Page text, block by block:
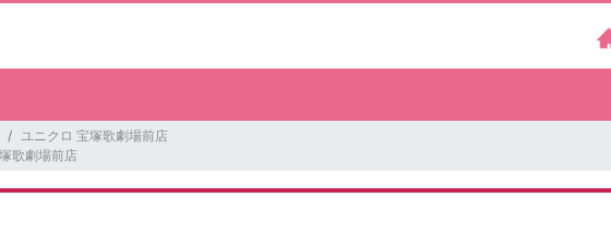
ユニクロ 宝塚歌劇場前店
歌劇場前店